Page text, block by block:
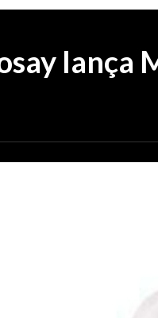
lança